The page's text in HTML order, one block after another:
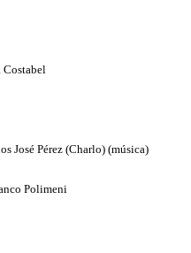
José Pérez (Charlo) (música)
Polimeni